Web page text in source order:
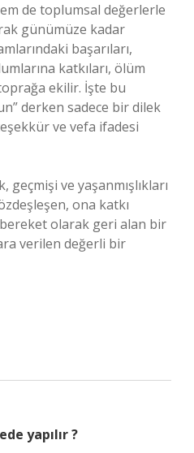
de toplumsal değerlerle
günümüze kadar
başarıları,
katkıları, ölüm
ekilir. İşte bu
derken sadece bir dilek
ve vefa ifadesi
ve yaşanmışlıkları
ona katkı
olarak geri alan bir
verilen değerli bir
yapılır ?